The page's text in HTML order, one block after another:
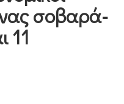
σοβαρά-
11